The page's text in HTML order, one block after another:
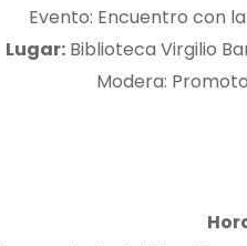
Evento: Encuentro con
Lugar:Biblioteca Virgilio
Modera: